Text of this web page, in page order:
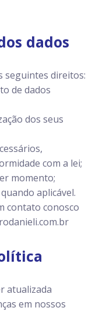
dados
seguintes direitos:
de dados
dos seus
com a lei;
momento;
aplicável.
contato conosco
atualizada
em nossos